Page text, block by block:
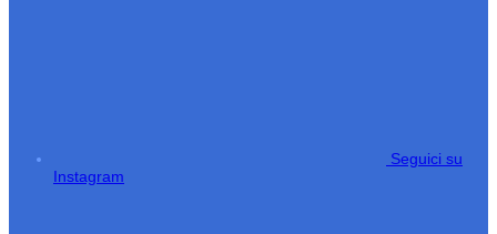
Seguici su
Instagram